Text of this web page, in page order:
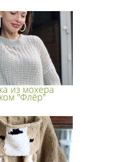
из мохера
"Флёр"